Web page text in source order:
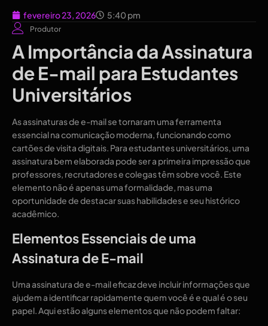
fevereiro 23, 2026 5:40 pm
Produtor
A Importância da Assinatura
de E-mail para Estudantes
Universitários
As assinaturas de e-mail se tornaram uma ferramenta
essencial na comunicação moderna, funcionando como
cartões de visita digitais. Para estudantes universitários, uma
assinatura bem elaborada pode ser a primeira impressão que
professores, recrutadores e colegas têm sobre você. Este
elemento não é apenas uma formalidade, mas uma
oportunidade de destacar suas habilidades e seu histórico
acadêmico.
Elementos Essenciais de uma
Assinatura de E-mail
Uma assinatura de e-mail eficaz deve incluir informações que
ajudem a identificar rapidamente quem você é e qual é o seu
papel. Aqui estão alguns elementos que não podem faltar: